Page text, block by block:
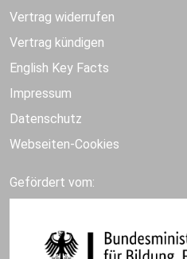
Vertrag widerrufen
Vertrag kündigen
English Key Facts
Impressum
Datenschutz
Webseiten-Cookies
Gefördert vom: